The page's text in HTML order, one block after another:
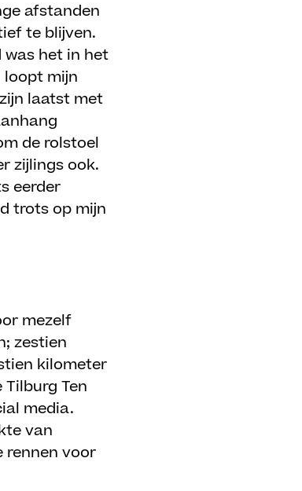
afstanden
te blijven.
het in het
loopt mijn
laatst met
de rolstoel
zijlings ook.
eerder
trots op mijn
mezelf
zestien
kilometer
Ten
media.
van
rennen voor